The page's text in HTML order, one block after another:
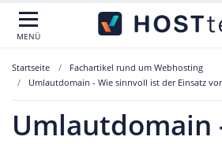
MENÜ
Startseite
Fachartikel rund um Webhosting
Umlautdomain - Wie sinnvoll ist der Einsatz
Umlautdomain